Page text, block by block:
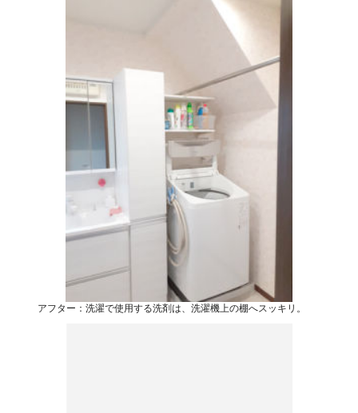
アフター：洗濯で使用する洗剤は、洗濯機上の棚へスッキリ。